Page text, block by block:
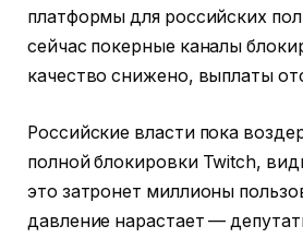
платформы для российских
сейчас покерные каналы
качество снижено, выплаты
Российские власти пока
полной блокировки Twitch,
это затронет миллионы
давление нарастает —